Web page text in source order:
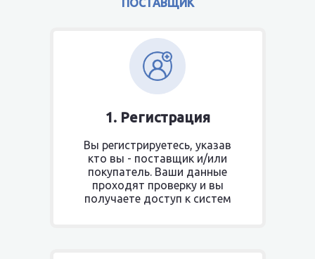
ПОСТАВЩИК
1. Регистрация
Вы регистрируетесь, указав
кто вы - поставщик и/или
покупатель. Ваши данные
проходят проверку и вы
получаете доступ к систем